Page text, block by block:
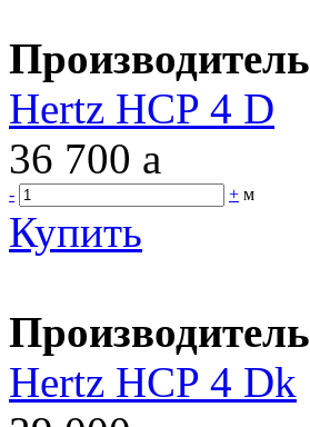
Производитель
Hertz HCP 4 D
36 700 a
- + м
Купить
Производитель
Hertz HCP 4 Dk